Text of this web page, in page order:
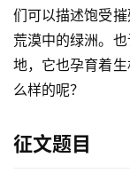
们可以描述饱受
荒漠中的绿洲。
地，它也孕育着
么样的呢？
征文题目